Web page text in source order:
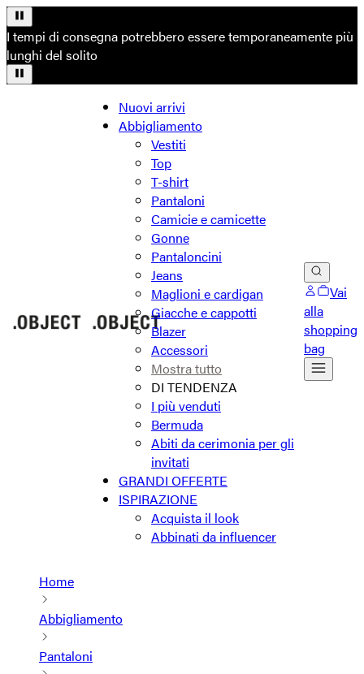
I tempi di consegna potrebbero essere temporaneamente più
lunghi del solito
Nuovi arrivi
Abbigliamento
Vestiti
Top
T-shirt
Pantaloni
Camicie e camicette
Gonne
Pantaloncini
Jeans
Maglioni e cardigan
Giacche e cappotti
Blazer
Accessori
Mostra tutto
DI TENDENZA
I più venduti
Bermuda
Abiti da cerimonia per gli
invitati
GRANDI OFFERTE
ISPIRAZIONE
Acquista il look
Abbinati da influencer
Vai
alla
shopping
bag
Home
Abbigliamento
Pantaloni